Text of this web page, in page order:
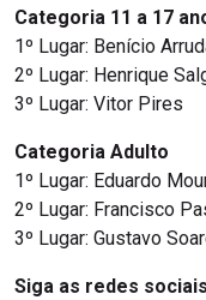
Categoria 11 a 17
1º Lugar: Benício
2º Lugar: Henrique
3º Lugar: Vitor Pires
Categoria Adulto
1º Lugar: Eduardo
2º Lugar: Francisco
3º Lugar: Gustavo
Siga as redes